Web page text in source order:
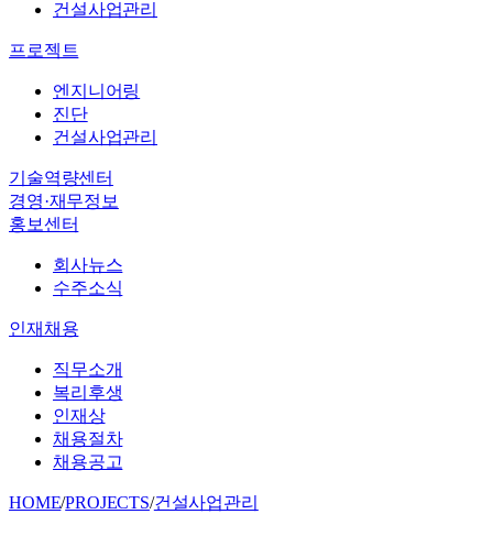
바로가기→
회사뉴스
직무소개
복리후생
채용절차
채용공고
건설사업관리
프로젝트
엔지니어링
진단
건설사업관리
기술역량센터
경영·재무정보
홍보센터
회사뉴스
수주소식
인재채용
직무소개
복리후생
인재상
채용절차
채용공고
HOME/PROJECTS/건설사업관리